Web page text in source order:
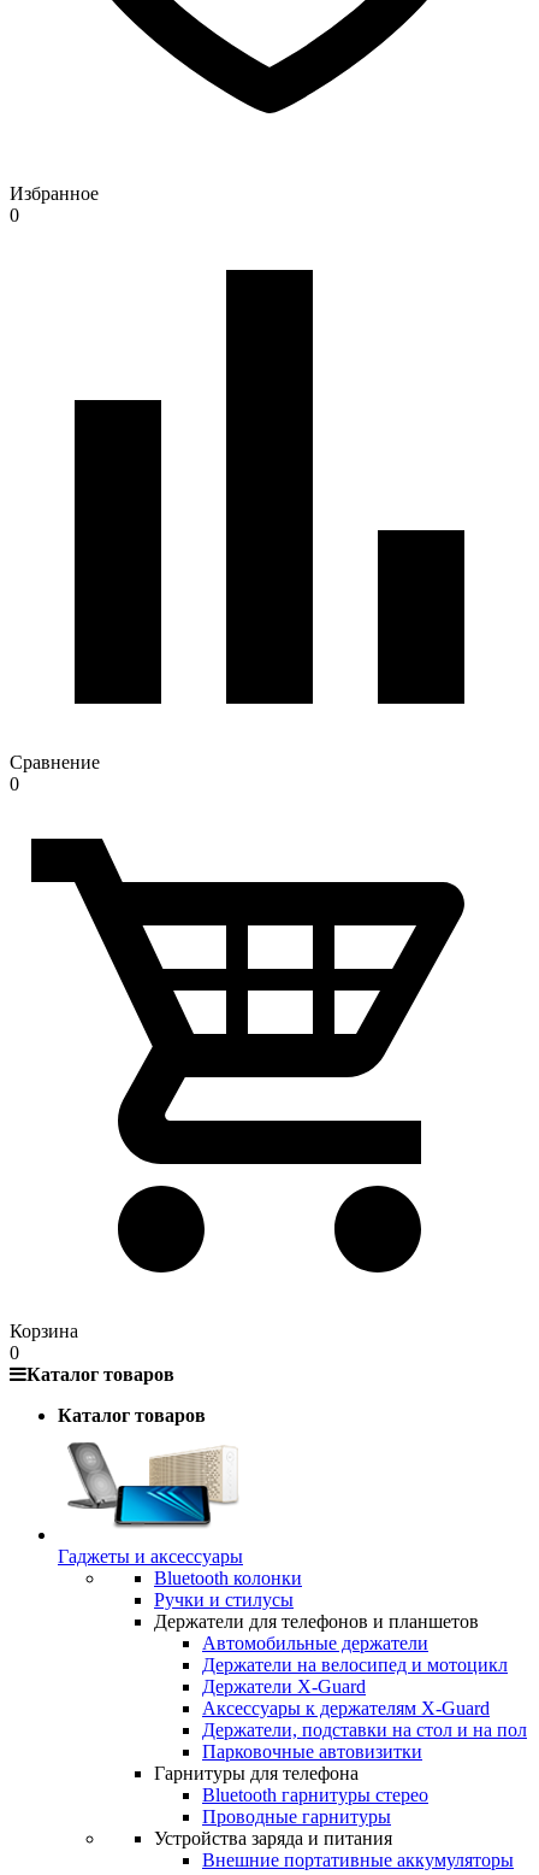
Избранное
0
Сравнение
0
Корзина
0
Каталог товаров
Каталог товаров
Гаджеты и аксессуары
Bluetooth колонки
Ручки и стилусы
Держатели для телефонов и планшетов
Автомобильные держатели
Держатели на велосипед и мотоцикл
Держатели X-Guard
Аксессуары к держателям X-Guard
Держатели, подставки на стол и на пол
Парковочные автовизитки
Гарнитуры для телефона
Bluetooth гарнитуры стерео
Проводные гарнитуры
Устройства заряда и питания
Внешние портативные аккумуляторы